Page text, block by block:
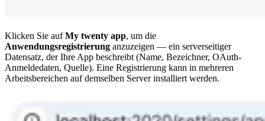
Klicken Sie aufMy twenty app, um die
Anwendungsregistrierung anzuzeigen — ein serverseitiger
Datensatz, der Ihre App beschreibt (Name, Bezeichner, OAuth-
Anmeldedaten, Quelle). Eine Registrierung kann in mehreren
Arbeitsbereichen auf demselben Server installiert werden.